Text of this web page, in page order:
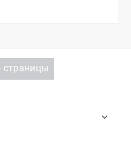
страницы